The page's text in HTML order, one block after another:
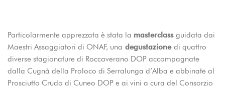
Particolarmente apprezzata è stata la masterclass guidata dai
Maestri Assaggiatori di ONAF, una degustazione di quattro
diverse stagionature di Roccaverano DOP accompagnate
dalla Cugnà della Proloco di Serralunga d’Alba e abbinate al
Prosciutto Crudo di Cuneo DOP e ai vini a cura del Consorzio